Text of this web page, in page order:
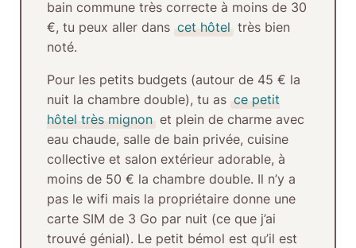
bain commune très correcte à moins de 30
€, tu peux aller dans cet hôtel très bien
noté.
Pour les petits budgets(autour de 45 € la
nuit la chambre double), tu as ce petit
hôtel très mignon et plein de charme avec
eau chaude, salle de bain privée, cuisine
collective et salon extérieur adorable, à
moins de 50 € la chambre double. Il n’y a
pas le wifi mais la propriétaire donne une
carte SIM de 3 Go par nuit (ce que j’ai
trouvé génial). Le petit bémol est qu’il est